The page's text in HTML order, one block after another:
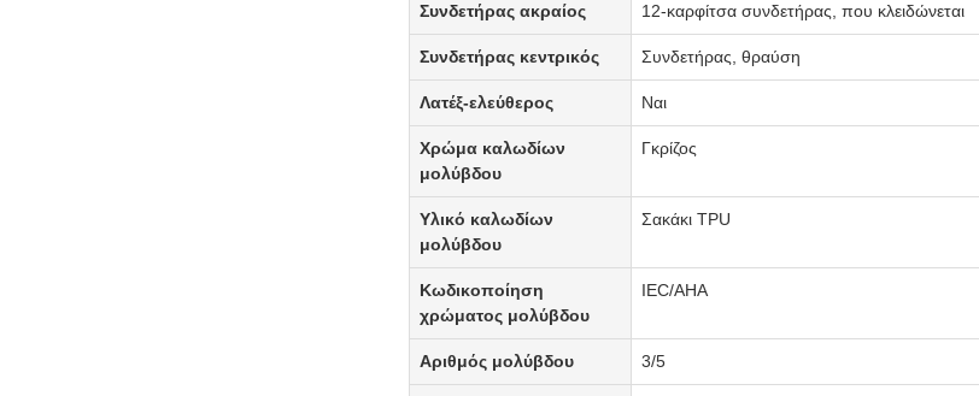
Συνδετήρας ακραίος 12-καρφίτσα συνδετήρας, που κλειδώνεται
Συνδετήρας κεντρικός Συνδετήρας, θραύση
Λατέξ-ελεύθερος Ναι
Χρώμα καλωδίων
μολύβδου
Γκρίζος
Υλικό καλωδίων
μολύβδου
Σακάκι TPU
Κωδικοποίηση
χρώματος μολύβδου
IEC/AHA
Αριθμός μολύβδου 3/5